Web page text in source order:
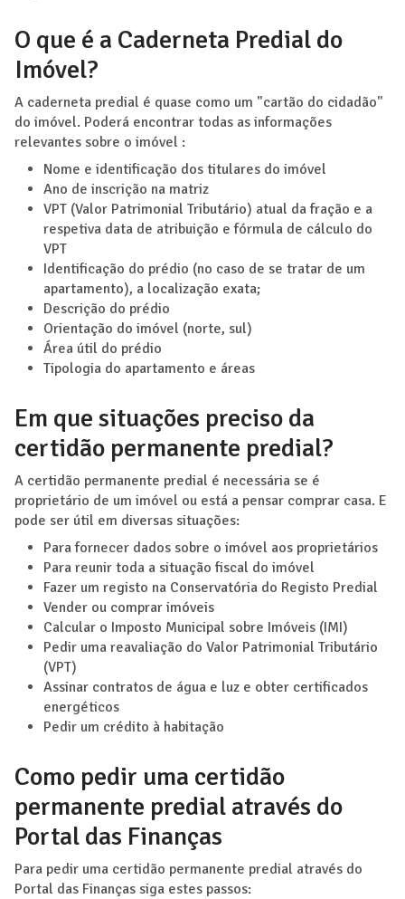
O que é a Caderneta Predial do
Imóvel?
A caderneta predial é quase como um "cartão do cidadão"
do imóvel. Poderá encontrar todas as informações
relevantes sobre o imóvel :
Nome e identificação dos titulares do imóvel
Ano de inscrição na matriz
VPT (Valor Patrimonial Tributário) atual da fração e a
respetiva data de atribuição e fórmula de cálculo do
VPT
Identificação do prédio (no caso de se tratar de um
apartamento), a localização exata;
Descrição do prédio
Orientação do imóvel (norte, sul)
Área útil do prédio
Tipologia do apartamento e áreas
Em que situações preciso da
certidão permanente predial?
A certidão permanente predial é necessária se é
proprietário de um imóvel ou está a pensar comprar casa. E
pode ser útil em diversas situações:
Para fornecer dados sobre o imóvel aos proprietários
Para reunir toda a situação fiscal do imóvel
Fazer um registo na Conservatória do Registo Predial
Vender ou comprar imóveis
Calcular o Imposto Municipal sobre Imóveis (IMI)
Pedir uma reavaliação do Valor Patrimonial Tributário
(VPT)
Assinar contratos de água e luz e obter certificados
energéticos
Pedir um crédito à habitação
Como pedir uma certidão
permanente predial através do
Portal das Finanças
Para pedir uma certidão permanente predial através do
Portal das Finanças siga estes passos: